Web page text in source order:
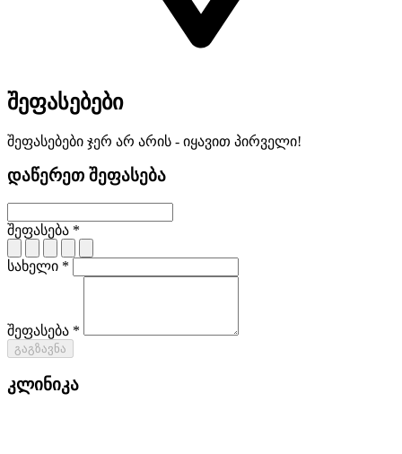
შეფასებები
შეფასებები ჯერ არ არის - იყავით პირველი!
დაწერეთ შეფასება
შეფასება *
სახელი *
შეფასება *
გაგზავნა
კლინიკა